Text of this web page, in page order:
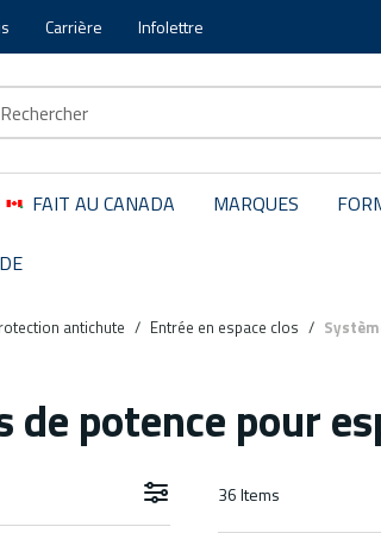
Carrière Infolettre
FAIT AU CANADA MARQUES
antichute / Entrée en espace clos /
de potence pour
Aller aux résultats 36Items